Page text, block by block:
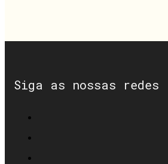
Siga as nossas redes